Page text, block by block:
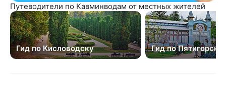
Путеводители по Кавминводам от местных жителей
Гид по Кисловодску Гид по Пятигорску